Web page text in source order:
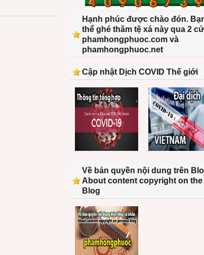
Hạnh phúc được chào đón.
thể ghé thăm tệ xá này qua 2
phamhongphuoc.com và
phamhongphuoc.net
Cập nhật Dịch COVID Thế giới
Về bản quyền nội dung trên
About content copyright on the
Blog